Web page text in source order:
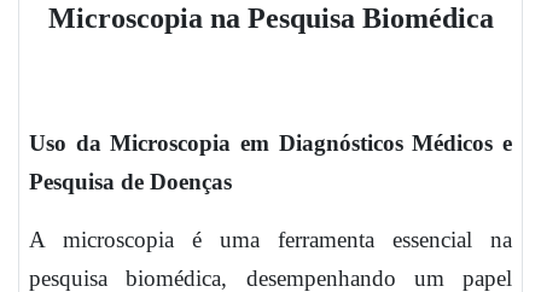
Microscopia na Pesquisa Biomédica
Uso da Microscopia em Diagnósticos Médicos e
Pesquisa de Doenças
A microscopia é uma ferramenta essencial na
pesquisa biomédica, desempenhando um papel